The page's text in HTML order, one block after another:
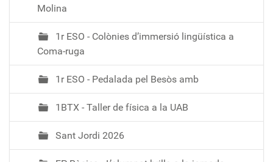
Molina
1r ESO - Colònies d’immersió lingüística a
Coma-ruga
1r ESO - Pedalada pel Besòs amb
1BTX - Taller de física a la UAB
Sant Jordi 2026